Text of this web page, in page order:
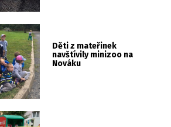
Děti z mateřinek
navštívily minizoo na
Nováku